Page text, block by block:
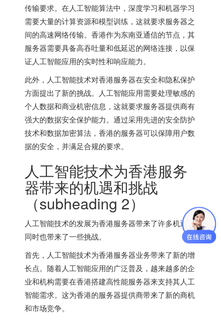
传输要求。在人工智能算法中，深度学习和机器学习
需要大量的计算资源和模型训练，这就要求服务器之
间的高速网络传输。香港作为东南亚通信的节点，其
服务器需要具备高吞吐量和低延迟的网络连接，以保
证人工智能应用的实时性和响应能力。
此外，人工智能技术对香港服务器在安全和隐私保护
方面提出了新的挑战。人工智能应用需要处理敏感的
个人数据和商业机密信息，这就要求服务器提供商有
强大的数据安全保护能力。通过采用先进的安全防护
技术和数据加密算法，香港的服务器可以保障用户数
据的安全，并满足合规的要求。
人工智能技术为香港服务
器带来的机遇和挑战
（subheading 2）
人工智能技术的发展为香港服务器带来了许多机遇，
同时也带来了一些挑战。
首先，人工智能技术为香港服务器业务带来了新的增
长点。随着人工智能应用的广泛普及，越来越多的企
业和机构需要在香港搭建高性能服务器来支持其人工
智能需求。这为香港的服务器提供商带来了新的商机
和市场竞争。